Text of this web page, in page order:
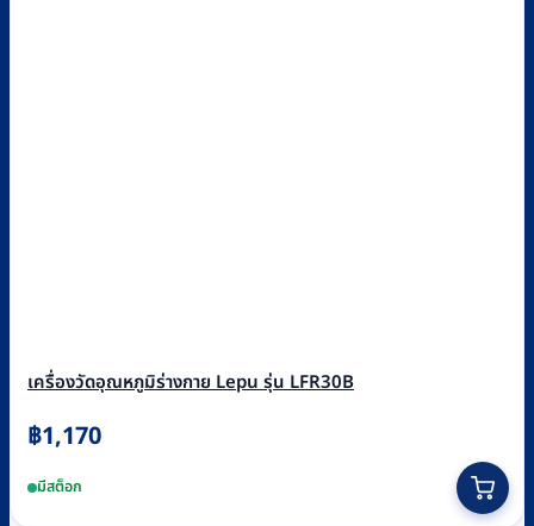
เครื่องวัดอุณหภูมิร่างกาย Lepu รุ่น LFR30B
฿1,170
มีสต็อก